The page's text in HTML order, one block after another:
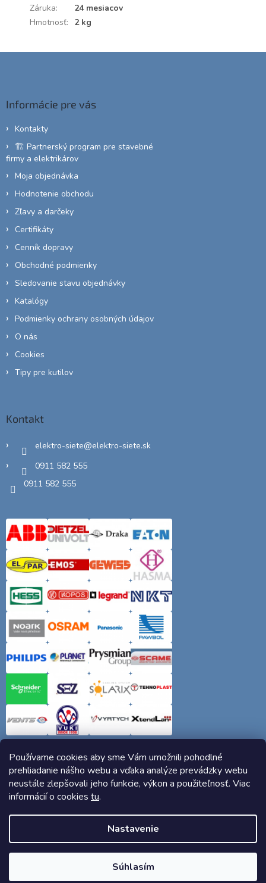
Používame cookies aby sme Vám umožnili pohodlné
prehliadanie nášho webu a vďaka analýze prevádzky webu
neustále zlepšovali jeho funkcie, výkon a použiteľnosť. Viac
informácií o cookies tu.
Nastavenie
Súhlasím
Záruka:
24 mesiacov
Hmotnosť: 2 kg
Informácie pre vás
Kontakty
🏗️ Partnerský program pre stavebné
firmy a elektrikárov
Moja objednávka
Hodnotenie obchodu
Zľavy a darčeky
Certifikáty
Cenník dopravy
Obchodné podmienky
Sledovanie stavu objednávky
Katalógy
Podmienky ochrany osobných údajov
O nás
Cookies
Tipy pre kutilov
Kontakt
elektro-siete@elektro-siete.sk
0911 582 555
0911 582 555
Copyright 2026Elektro-siete.sk. Všetky práva vyhradené.
Vytvoril Shoptet